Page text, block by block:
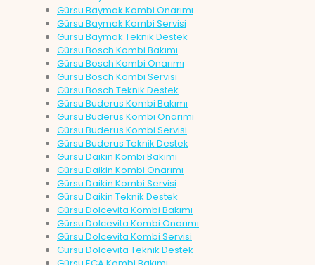
Gürsu Baymak Kombi Onarımı
Gürsu Baymak Kombi Servisi
Gürsu Baymak Teknik Destek
Gürsu Bosch Kombi Bakımı
Gürsu Bosch Kombi Onarımı
Gürsu Bosch Kombi Servisi
Gürsu Bosch Teknik Destek
Gürsu Buderus Kombi Bakımı
Gürsu Buderus Kombi Onarımı
Gürsu Buderus Kombi Servisi
Gürsu Buderus Teknik Destek
Gürsu Daikin Kombi Bakımı
Gürsu Daikin Kombi Onarımı
Gürsu Daikin Kombi Servisi
Gürsu Daikin Teknik Destek
Gürsu Dolcevita Kombi Bakımı
Gürsu Dolcevita Kombi Onarımı
Gürsu Dolcevita Kombi Servisi
Gürsu Dolcevita Teknik Destek